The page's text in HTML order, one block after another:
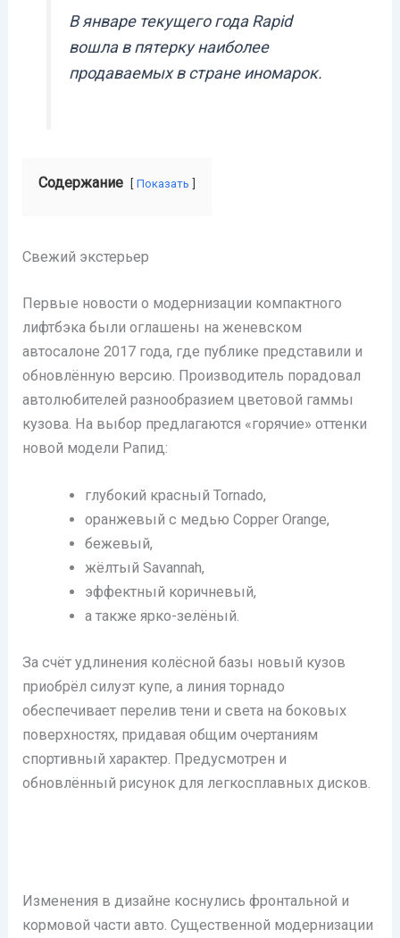
В январе текущего года Rapid
вошла в пятерку наиболее
продаваемых в стране иномарок.
Содержание Показать
Свежий экстерьер
Первые новости о модернизации компактного
лифтбэка были оглашены на женевском
автосалоне 2017 года, где публике представили и
обновлённую версию. Производитель порадовал
автолюбителей разнообразием цветовой гаммы
кузова. На выбор предлагаются «горячие» оттенки
новой модели Рапид:
глубокий красный Tornado,
оранжевый с медью Copper Orange,
бежевый,
жёлтый Savannah,
эффектный коричневый,
а также ярко-зелёный.
За счёт удлинения колёсной базы новый кузов
приобрёл силуэт купе, а линия торнадо
обеспечивает перелив тени и света на боковых
поверхностях, придавая общим очертаниям
спортивный характер. Предусмотрен и
обновлённый рисунок для легкосплавных дисков.
Изменения в дизайне коснулись фронтальной и
кормовой части авто. Существенной модернизации